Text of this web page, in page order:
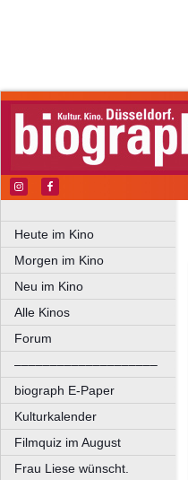
Heute im Kino
Morgen im Kino
Neu im Kino
Alle Kinos
Forum
––––––––––––––––––––
biograph E-Paper
Kulturkalender
Filmquiz im August
Frau Liese wünscht.